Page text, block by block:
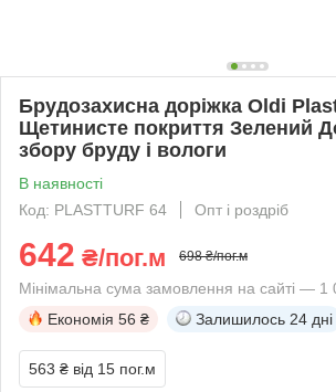
Брудозахисна доріжка Oldi
Щетинисте покриття Зелений
збору бруду і вологи
В наявності
Код: PLASTTURF 64
Опт і роздріб
642 ₴/пог.м 698 ₴/пог.м
Мінімальна сума замовлення на сайті — 1
Економія 56 ₴ Залишилось 24 дні
563 ₴ від 15 пог.м